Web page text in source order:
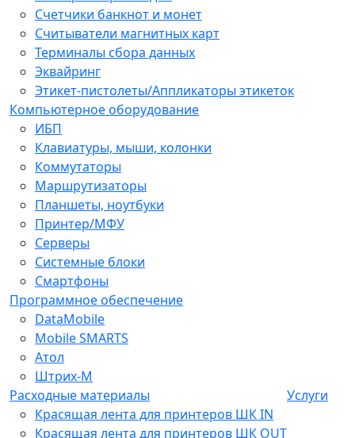
Счетчики банкнот и монет
Считыватели магнитных карт
Терминалы сбора данных
Эквайринг
Этикет-пистолеты/Аппликаторы этикеток
Компьютерное оборудование
ИБП
Клавиатуры, мыши, колонки
Коммутаторы
Маршрутизаторы
Планшеты, ноутбуки
Принтер/МФУ
Серверы
Системные блоки
Смартфоны
Программное обеспечение
DataMobile
Mobile SMARTS
Атол
Штрих-М
Расходные материалы
Красящая лента для принтеров ШК IN
Красящая лента для принтеров ШК OUT
Услуги